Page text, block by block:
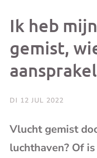
Ik heb
gemist,
DI 12 JUL 2022
Vlucht gemist
luchthaven? Of